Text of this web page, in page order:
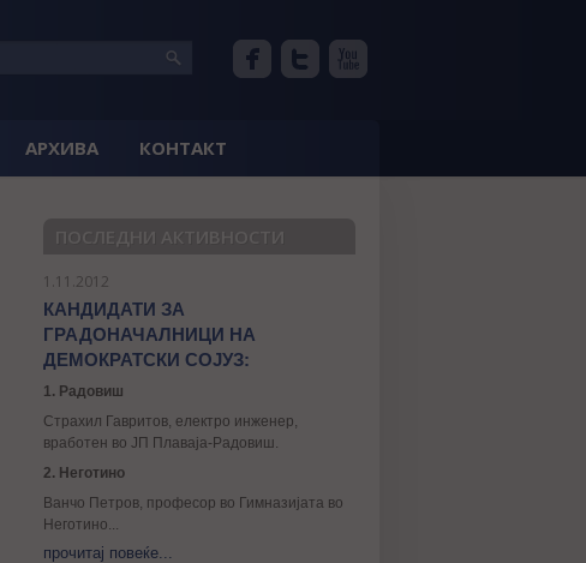
АРХИВА КОНТАКТ
ПОСЛЕДНИ АКТИВНОСТИ
1.11.2012
КАНДИДАТИ ЗА
ГРАДОНАЧАЛНИЦИ НА
ДЕМОКРАТСКИ СОЈУЗ:
1. Радовиш
Страхил Гавритов, електро инженер,
вработен во ЈП Плаваја-Радовиш.
2. Неготино
Ванчо Петров, професор во Гимназијата во
Неготино...
прочитај повеќе...